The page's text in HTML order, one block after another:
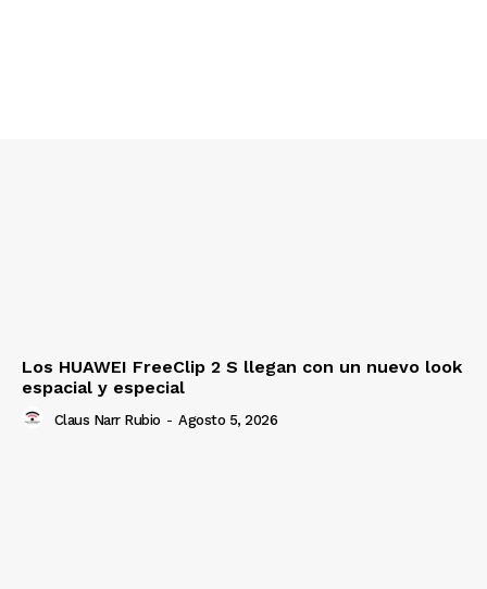
Los HUAWEI FreeClip 2 S llegan con un nuevo look
espacial y especial
Claus Narr Rubio - Agosto 5, 2026